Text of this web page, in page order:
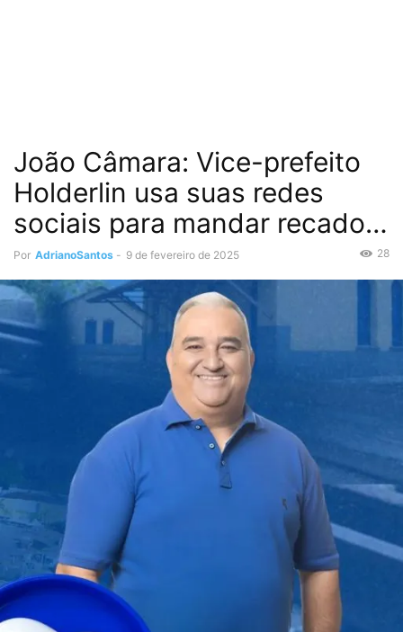
João Câmara: Vice-prefeito
Holderlin usa suas redes
sociais para mandar recado…
Por AdrianoSantos - 9 de fevereiro de 2025 28